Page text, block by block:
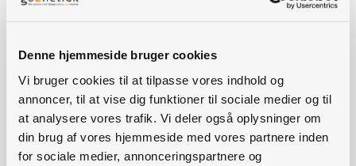
Denne hjemmeside bruger cookies
Vi bruger cookies til at tilpasse vores indhold og
annoncer, til at vise dig funktioner til sociale medier og til
at analysere vores trafik. Vi deler også oplysninger om
din brug af vores hjemmeside med vores partnere inden
for sociale medier, annonceringspartnere og
Dagens første indlægsholder var Bolette Palle Neve fra
CropLife Danmark.
Hun startede med at sige, at CropLife bakker op om en
bæredygtig anvendelse af ​​pesticider og landbrugets
grønne omstilling og fortsatte.